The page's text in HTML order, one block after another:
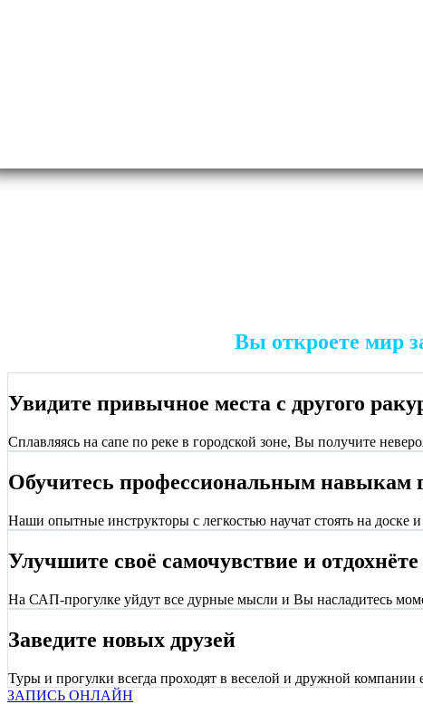
Вы откроете мир
Увидите привычное места с другого
Сплавляясь на сапе по реке в городской зоне, Вы получите
Обучитесь профессиональным навыкам
Наши опытные инструкторы с легкостью научат стоять на доске
Улучшите своё самочувствие и
На САП-прогулке уйдут все дурные мысли и Вы насладитесь
Заведите новых друзей
Туры и прогулки всегда проходят в веселой и дружной
ЗАПИСЬ ОНЛАЙН